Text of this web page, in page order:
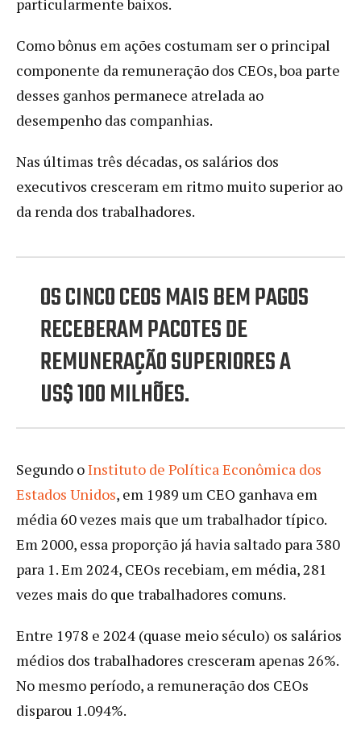
particularmente baixos.
Como bônus em ações costumam ser o principal
componente da remuneração dos CEOs, boa parte
desses ganhos permanece atrelada ao
desempenho das companhias.
Nas últimas três décadas, os salários dos
executivos cresceram em ritmo muito superior ao
da renda dos trabalhadores.
OS CINCO CEOS MAIS BEM PAGOS
RECEBERAM PACOTES DE
REMUNERAÇÃO SUPERIORES A
US$ 100 MILHÕES.
Segundo oInstituto de Política Econômica dos
Estados Unidos, em 1989 um CEO ganhava em
média 60 vezes mais que um trabalhador típico.
Em 2000, essa proporção já havia saltado para 380
para 1. Em 2024, CEOs recebiam, em média, 281
vezes mais do que trabalhadores comuns.
Entre 1978 e 2024 (quase meio século) os salários
médios dos trabalhadores cresceram apenas 26%.
No mesmo período, a remuneração dos CEOs
disparou 1.094%.